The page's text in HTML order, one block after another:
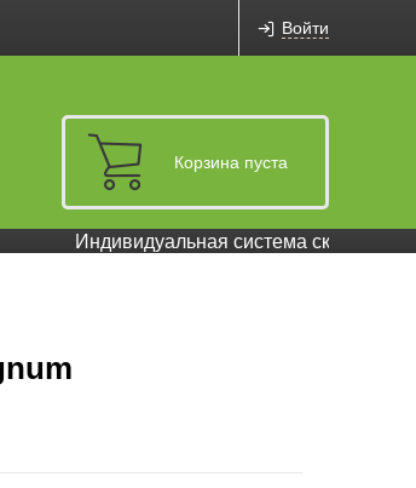
Войти
Корзина пуста
Индивидуальная система скидок и